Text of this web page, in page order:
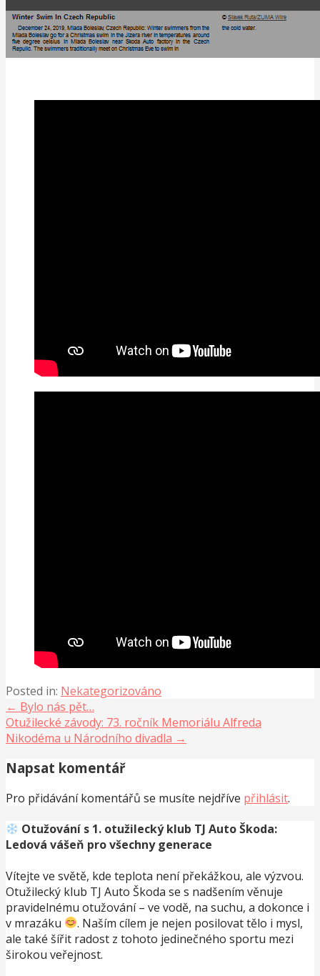
Posted in: Nekategorizováno
Navigace
pro
příspěvek
← Bylo nás pět…
Otužilecké závody: 73. ročník Memoriálu Alfreda
Nikodéma u Národního divadla →
Napsat komentář
Pro přidávání komentářů se musíte nejdříve přihlásit.
Otužování s 1. otužilecký klub TJ Auto Škoda:
Ledová vášeň pro všechny generace
Vítejte ve světě, kde teplota není překážkou, ale výzvou.
Otužilecký klub TJ Auto Škoda se s nadšením věnuje
pravidelnému otužování – ve vodě, na suchu, a dokonce i
v mrazáku
. Naším cílem je nejen posilovat tělo i mysl,
ale také šířit radost z tohoto jedinečného sportu mezi
širokou veřejnost.